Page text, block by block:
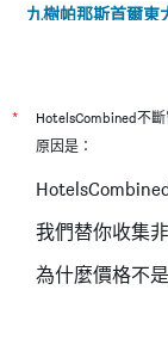
九樹帕那斯首爾東
東大門伍吉儒庫
明洞stay B飯店
中央明洞空中公園
首爾明洞索拉利
麻浦新羅舒泰酒店
* HotelsCombined不
原因是：
我們替你收集
為什麼價格不